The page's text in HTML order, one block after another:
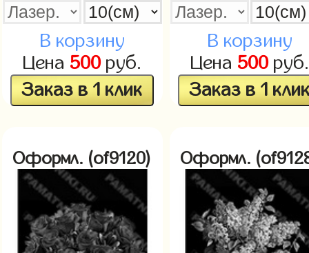
В корзину
Цена 500руб.
Заказ в 1 клик
В корзину
Цена 500руб.
Заказ в 1
Оформл. (of9120) Оформл.